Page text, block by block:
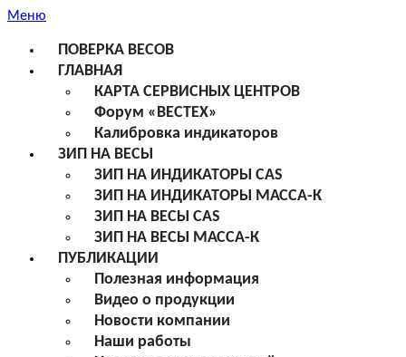
Меню
ПОВЕРКА ВЕСОВ
ГЛАВНАЯ
КАРТА СЕРВИСНЫХ ЦЕНТРОВ
Форум «ВЕСТЕХ»
Калибровка индикаторов
ЗИП НА ВЕСЫ
ЗИП НА ИНДИКАТОРЫ CAS
ЗИП НА ИНДИКАТОРЫ МАССА-К
ЗИП НА ВЕСЫ CAS
ЗИП НА ВЕСЫ МАССА-К
ПУБЛИКАЦИИ
Полезная информация
Видео о продукции
Новости компании
Наши работы